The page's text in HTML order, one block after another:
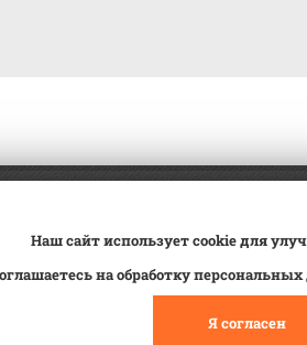
на учет
Сервис
Статьи
Контакты
Наш сайт использует cookie для
на обработку
Я согласен